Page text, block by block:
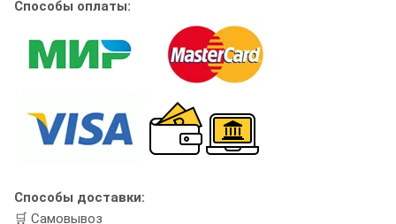
Способы оплаты:
Способы доставки:
🛒 Самовывоз